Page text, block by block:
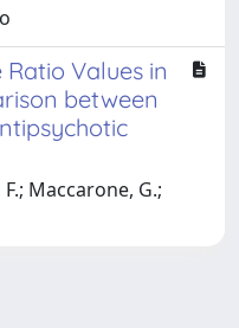
Values in
between
Maccarone, G.;